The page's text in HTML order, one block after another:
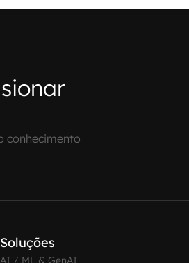
conhecimento
Soluções
AI / ML & GenAI